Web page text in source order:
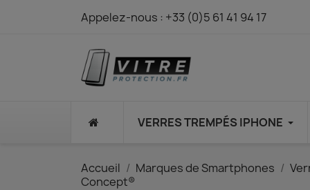
Appelez-nous : +33 (0)5 61 41 94 17
VERRES TREMPÉS IPHONE
Accueil Marques de Smartphones
Concept®